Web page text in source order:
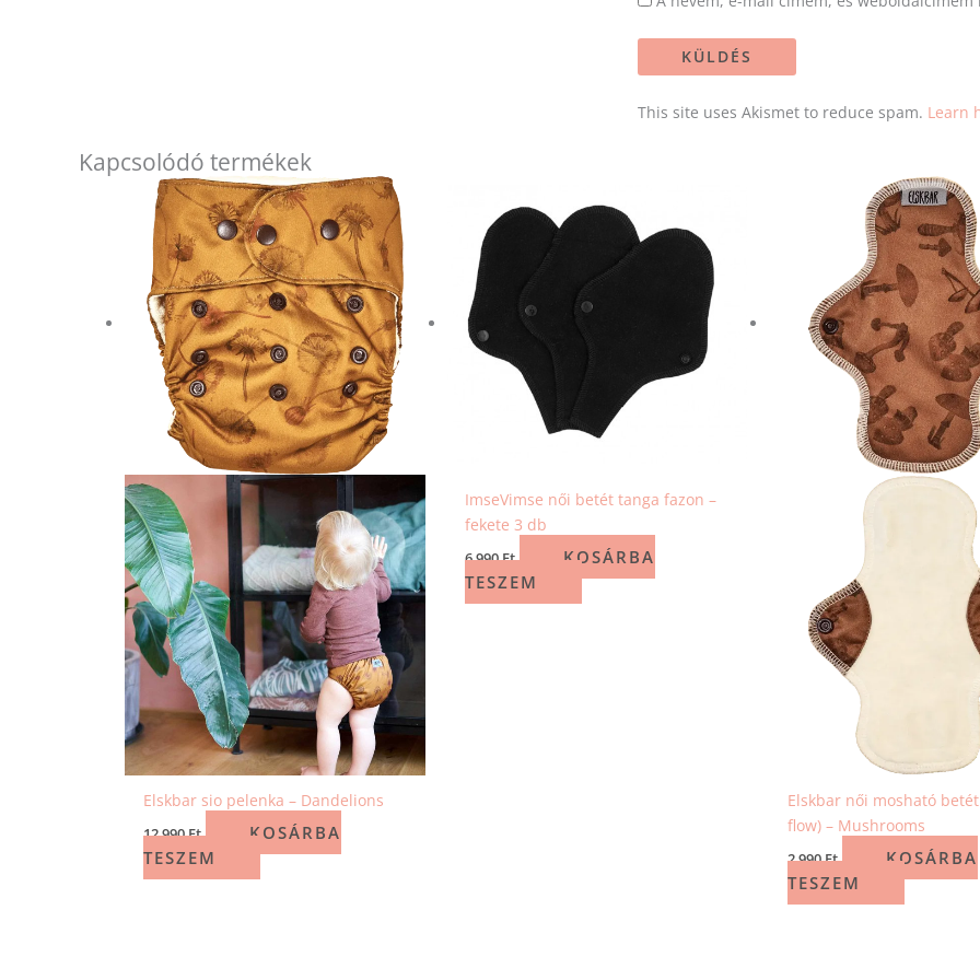
This site uses Akismet to reduce spam. Learn
Kapcsolódó termékek
Elskbar sio pelenka – Dandelions
12 990Ft
KOSÁRBA
TESZEM
ImseVimse női betét tanga fazon –
fekete 3 db
6 990Ft
KOSÁRBA
TESZEM
Elskbar női mosható
flow) – Mushrooms
2 990Ft
KOSÁRBA
TESZEM